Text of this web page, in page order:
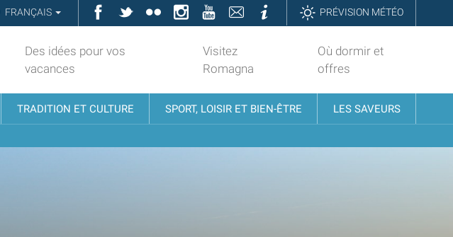
FRANÇAIS Facebook
TwitterFlickrInstagramYouTubeContattiInformazioniPRÉVISION MÉTÉO
Des idées pour vos
vacances
Visitez
Romagna
Où dormir et
offres
TRADITION ET CULTURE SPORT, LOISIR ET BIEN-ÊTRE LES SAVEURS